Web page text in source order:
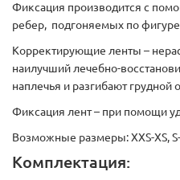
Фиксация производится с
ребер, подгоняемых по
Корректирующие ленты –
наилучший лечебно-
наплечья и разгибают грудной
Фиксация лент – при помощи
Возможные размеры: XXS-XS, S-
Комплектация: